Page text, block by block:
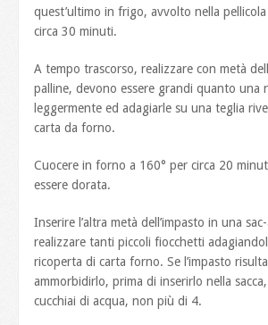
quest’ultimo in frigo, avvolto nella
circa 30 minuti.
A tempo trascorso, realizzare con metà
palline, devono essere grandi quanto una
leggermente ed adagiarle su una teglia
carta da forno.
Cuocere in forno a 160° per circa 20
essere dorata.
Inserire l’altra metà dell’impasto in una
realizzare tanti piccoli fiocchetti
ricoperta di carta forno. Se l’impasto
ammorbidirlo, prima di inserirlo nella
cucchiai di acqua, non più di 4.